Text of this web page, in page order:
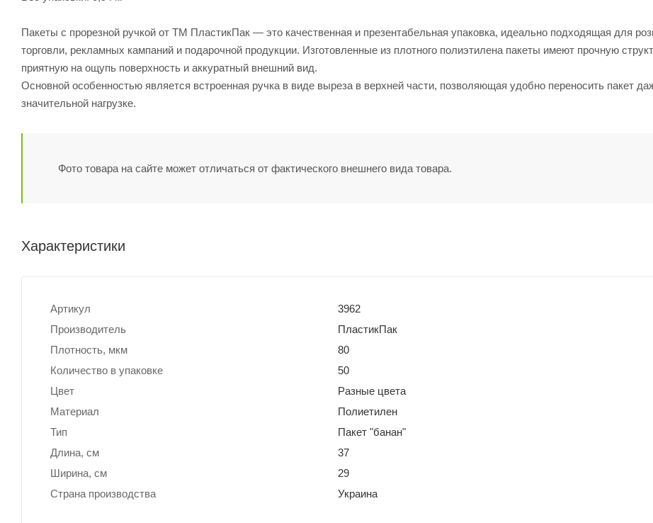
Пакеты с прорезной ручкой от ТМ ПластикПак — это качественная и презентабельная упаковка, идеально подходящая для
торговли, рекламных кампаний и подарочной продукции. Изготовленные из плотного полиэтилена пакеты имеют прочную
приятную на ощупь поверхность и аккуратный внешний вид.
Основной особенностью является встроенная ручка в виде выреза в верхней части, позволяющая удобно переносить пакет
значительной нагрузке.
Фото товара на сайте может отличаться от фактического внешнего вида товара.
Характеристики
Артикул
3962
Производитель
ПластикПак
Плотность, мкм
80
Количество в упаковке
50
Цвет
Разные цвета
Материал
Полиетилен
Тип
Пакет "банан"
Длина, cм
37
Ширина, cм
29
Страна производства
Украина